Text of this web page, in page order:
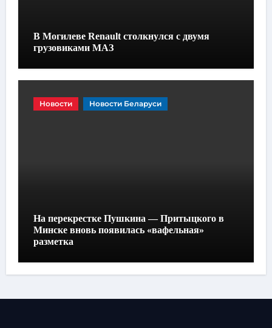
В Могилеве Renault столкнулся с двумя
грузовиками МАЗ
Новости Новости Беларуси
На перекрестке Пушкина — Притыцкого в
Минске вновь появилась «вафельная»
разметка